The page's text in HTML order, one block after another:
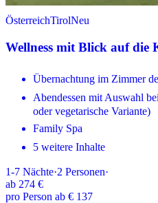
ÖsterreichTirolNeu
Wellness mit Blick auf die
Übernachtung im Zimmer
Abendessen mit Auswahl
oder vegetarische Variante)
Family Spa
5 weitere Inhalte
1-7 Nächte·2 Personen·
ab 274 €
pro Person ab € 137